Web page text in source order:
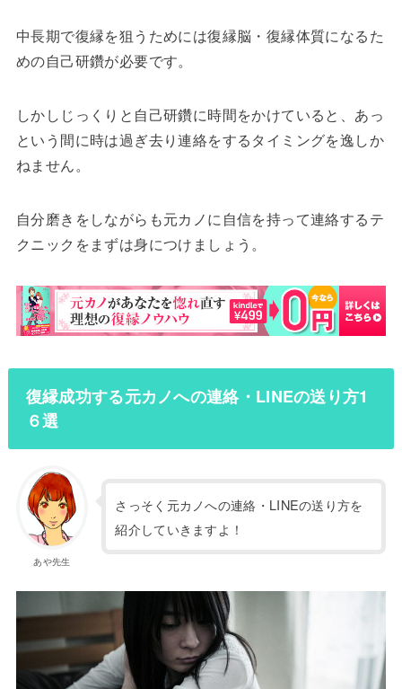
中長期で復縁を狙うためには復縁脳・復縁体質になるた
めの自己研鑽が必要です。
しかしじっくりと自己研鑽に時間をかけていると、あっ
という間に時は過ぎ去り連絡をするタイミングを逸しか
ねません。
自分磨きをしながらも元カノに自信を持って連絡するテ
クニックをまずは身につけましょう。
復縁成功する元カノへの連絡・LINEの送り方1
６選
あや先生
さっそく元カノへの連絡・LINEの送り方を
紹介していきますよ！